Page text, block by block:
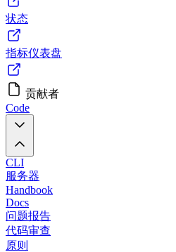
状态
指标仪表盘
贡献者
Code
CLI
服务器
Handbook
Docs
问题报告
代码审查
原则